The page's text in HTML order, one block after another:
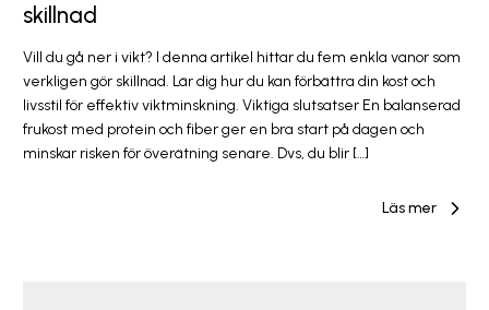
skillnad
Vill du gå ner i vikt? I denna artikel hittar du fem enkla vanor som
verkligen gör skillnad. Lär dig hur du kan förbättra din kost och
livsstil för effektiv viktminskning. Viktiga slutsatser En balanserad
frukost med protein och fiber ger en bra start på dagen och
minskar risken för överätning senare. Dvs, du blir […]
Läs mer